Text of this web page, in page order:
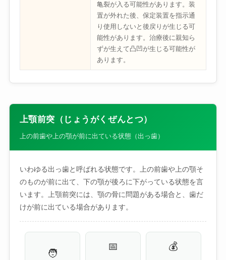
亀裂が入る可能性があります。装
置が外れた後、保定装置を指示通
り使用しないと後戻りが生じる可
能性があります。治療後に親知ら
ずが生えて凸凹が生じる可能性が
あります。
上顎前突（じょうがくぜんとつ）
上の前歯や上の顎が前に出ている状態（出っ歯）
いわゆる出っ歯と呼ばれる状態です。上の前歯や上の顎そ
のものが前に出て、下の顎が後ろに下がっている状態を言
います。上顎前突には、顎の骨に問題がある場合と、歯だ
けが前に出ている場合があります。
🧑
📅 💰